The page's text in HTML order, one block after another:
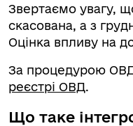
Звертаємо увагу,
скасована, а з
Оцінка впливу на
За процедурою ОВД
реєстрі ОВД.
Що таке